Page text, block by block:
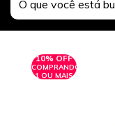
10% OFF
COMPRANDO
1 OU MAIS